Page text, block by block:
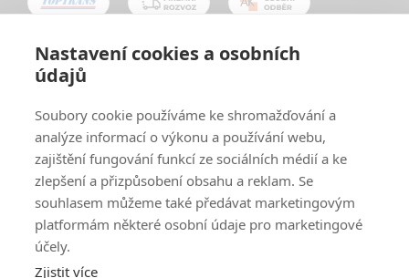
Nastavení cookies a osobních
údajů
Soubory cookie používáme ke shromažďování a
analýze informací o výkonu a používání webu,
zajištění fungování funkcí ze sociálních médií a ke
zlepšení a přizpůsobení obsahu a reklam. Se
souhlasem můžeme také předávat marketingovým
platformám některé osobní údaje pro marketingové
účely.
Zjistit více